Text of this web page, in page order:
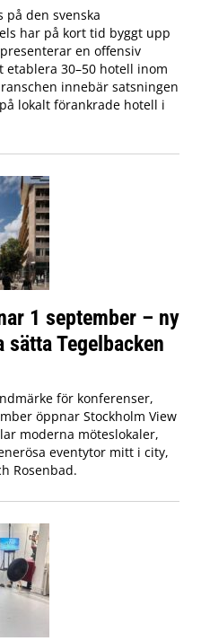
den svenska
har på kort tid byggt upp
en offensiv
30–50 hotell inom
innebär satsningen
lokalt förankrade hotell i
1 september – ny
Tegelbacken
för konferenser,
öppnar Stockholm View
moderna möteslokaler,
eventytor mitt i city,
Rosenbad.